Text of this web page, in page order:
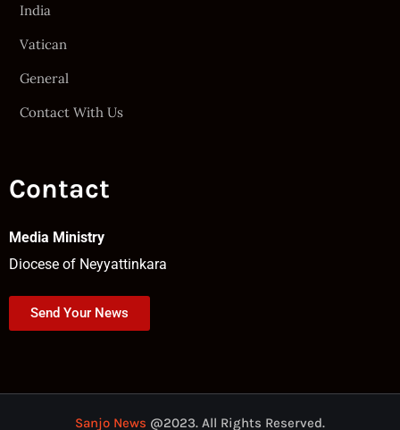
India
Vatican
General
Contact With Us
Contact
Media Ministry
Diocese of Neyyattinkara
Send Your News
Sanjo News @2023. All Rights Reserved.